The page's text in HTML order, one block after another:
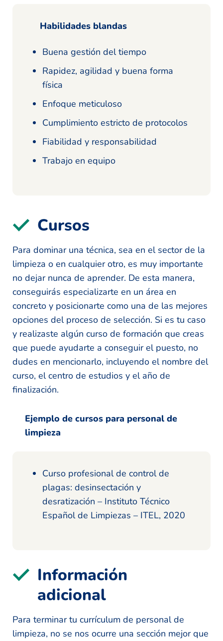
Habilidades blandas
Buena gestión del tiempo
Rapidez, agilidad y buena forma
física
Enfoque meticuloso
Cumplimiento estricto de protocolos
Fiabilidad y responsabilidad
Trabajo en equipo
Cursos
Para dominar una técnica, sea en el sector de la
limpieza o en cualquier otro, es muy importante
no dejar nunca de aprender. De esta manera,
conseguirás especializarte en un área en
concreto y posicionarte como una de las mejores
opciones del proceso de selección. Si es tu caso
y realizaste algún curso de formación que creas
que puede ayudarte a conseguir el puesto, no
dudes en mencionarlo, incluyendo el nombre del
curso, el centro de estudios y el año de
finalización.
Ejemplo de cursos para personal de
limpieza
Curso profesional de control de
plagas: desinsectación y
desratización – Instituto Técnico
Español de Limpiezas – ITEL, 2020
Información
adicional
Para terminar tu currículum de personal de
limpieza, no se nos ocurre una sección mejor que